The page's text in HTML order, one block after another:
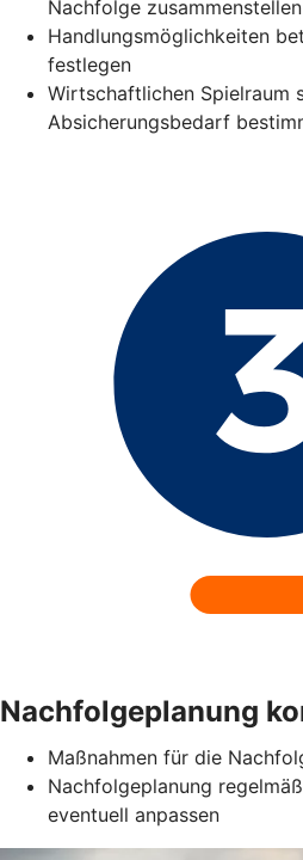
Nachfolge zusammenstellen
Handlungsmöglichkeiten
festlegen
Wirtschaftlichen Spielraum
Absicherungsbedarf
Nachfolgeplanung
Maßnahmen für die
Nachfolgeplanung
eventuell anpassen